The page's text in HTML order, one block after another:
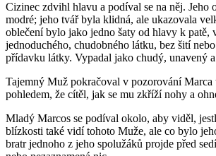
Cizinec zdvihl hlavu a podíval se na něj. Jeho
modré; jeho tvář byla klidná, ale ukazovala
oblečení bylo jako jedno šaty od hlavy k patě,
jednoduchého, chudobného látku, bez šití
přídavku látky. Vypadal jako chudý, unavený
Tajemný Muž pokračoval v pozorování
pohledem, že cítěl, jak se mu zkříží nohy a
Mladý Marcos se podíval okolo, aby viděl,
blízkosti také vidí tohoto Muže, ale co bylo
bratr jednoho z jeho spolužáků projde před